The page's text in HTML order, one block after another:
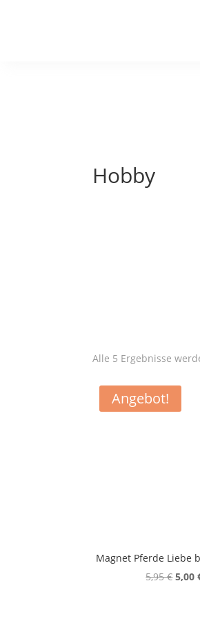
Hobby
Alle 5 Ergebnisse
Angebot!
Magnet Pferde Liebe
5,95€ 5,00